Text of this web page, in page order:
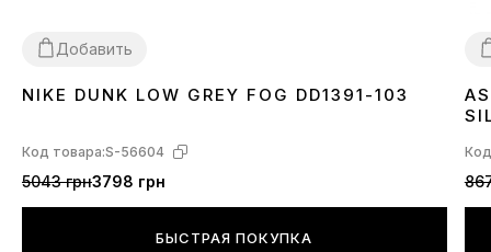
Добавить
3637 383940 4142 43 44 45
NIKE DUNK LOW GREY FOG DD1391-103
Код товара:S-56604
5043 грн3798 грн
БЫСТРАЯ ПОКУПКА